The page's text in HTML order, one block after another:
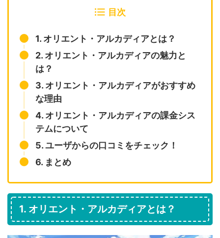
目次
1. オリエント・アルカディアとは？
2. オリエント・アルカディアの魅力と
は？
3. オリエント・アルカディアがおすすめ
な理由
4. オリエント・アルカディアの課金シス
テムについて
5. ユーザからの口コミをチェック！
6. まとめ
1. オリエント・アルカディアとは？